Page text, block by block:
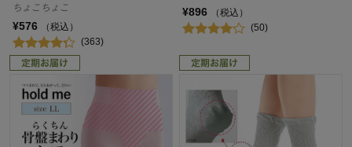
ちょこちょこ
¥576
（税込）
(363)
¥896
（税込）
(50)